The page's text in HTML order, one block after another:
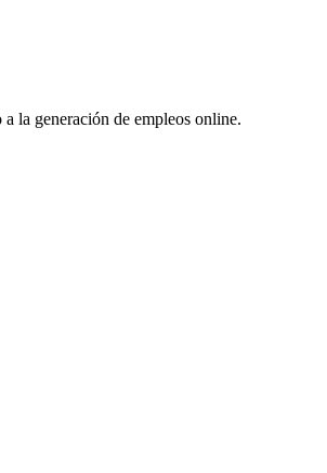
la generación de empleos online.